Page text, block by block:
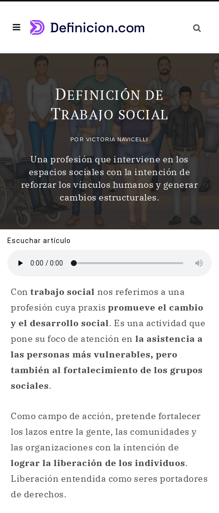
DEFINICIÓN DE
TRABAJO SOCIAL
POR VICTORIA NAVICELLI
Una profesión que interviene en los
espacios sociales con la intención de
reforzar los vínculos humanos y generar
cambios estructurales.
Escuchar artículo
Con trabajo social nos referimos a una
profesión cuya praxis promueve el cambio
y el desarrollo social. Es una actividad que
pone su foco de atención en la asistencia a
las personas más vulnerables, pero
también al fortalecimiento de los grupos
sociales.
Como campo de acción, pretende fortalecer
los lazos entre la gente, las comunidades y
las organizaciones con la intención de
lograr la liberación de los individuos.
Liberación entendida como seres portadores
de derechos.